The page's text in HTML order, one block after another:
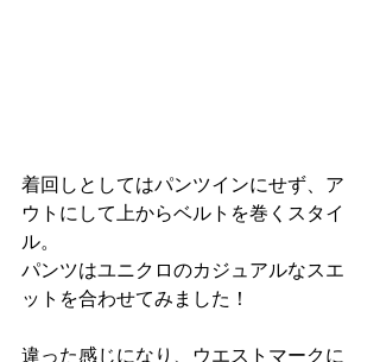
着回しとしてはパンツインにせず、ア
ウトにして上からベルトを巻くスタイ
ル。
パンツはユニクロのカジュアルなスエ
ットを合わせてみました！
違った感じになり、ウエストマークに